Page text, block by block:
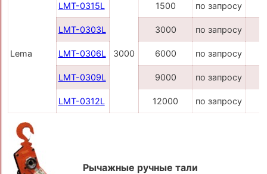
Lema
LMT-0315L
3000
1500 по запросу
LMT-0303L 3000 по запросу
LMT-0306L 6000 по запросу
LMT-0309L 9000 по запросу
LMT-0312L 12000 по запросу
Рычажные ручные тали